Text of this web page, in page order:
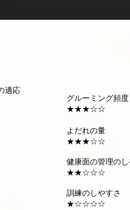
適応
グルーミング頻度
★★★☆☆
よだれの量
★★★☆☆
健康面の管理の
★★☆☆☆
訓練のしやすさ
★☆☆☆☆